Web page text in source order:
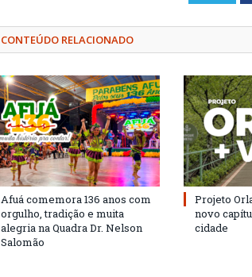
CONTEÚDO RELACIONADO
Afuá comemora 136 anos com
orgulho, tradição e muita
alegria na Quadra Dr. Nelson
Salomão
Projeto
novo
cidade